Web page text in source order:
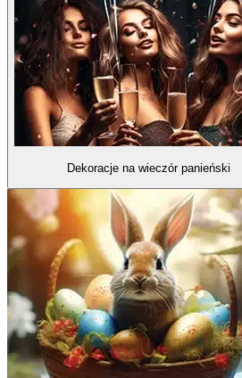
Dekoracje na wieczór panieński